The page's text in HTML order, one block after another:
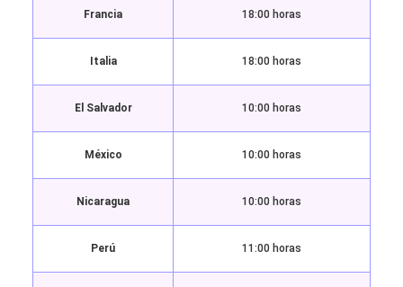
Francia 18:00 horas
Italia 18:00 horas
El Salvador 10:00 horas
México 10:00 horas
Nicaragua 10:00 horas
Perú 11:00 horas